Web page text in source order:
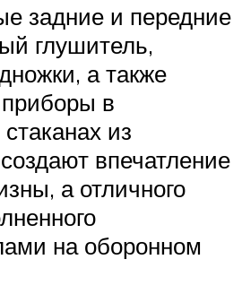
задние и передние
глушитель,
а также
в
из
впечатление
а отличного
на оборонном